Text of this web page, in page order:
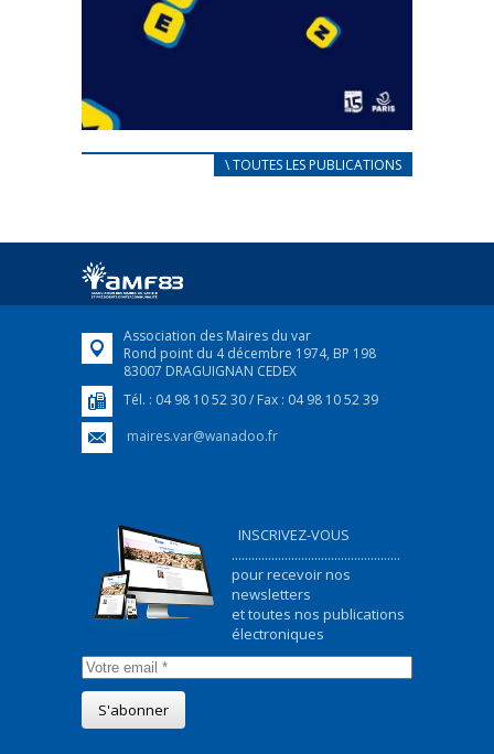
CARNET D’ACCUEIL
Afin d’accompagner au mieux les réfugiés
FEUILLETER
\ TOUTES LES PUBLICATIONS
Association des Maires du var
Rond point du 4 décembre 1974, BP 198
83007 DRAGUIGNAN CEDEX
Tél. : 04 98 10 52 30 / Fax : 04 98 10 52 39
maires.var@wanadoo.fr
INSCRIVEZ-VOUS
...................................................
pour recevoir nos
newsletters
et toutes nos publications
électroniques